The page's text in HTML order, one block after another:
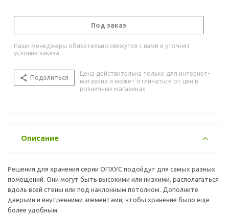
Под заказ
Наши менеджеры обязательно свяжутся с вами и уточнят
условия заказа
Поделиться
Цена действительна только для интернет-
магазина и может отличаться от цен в
розничных магазинах
Описание
Решения для хранения серии ОПХУС подойдут для самых разных
помещений. Они могут быть высокими или низкими, располагаться
вдоль всей стены или под наклонным потолком. Дополните
дверьми и внутренними элементами, чтобы хранение было еще
более удобным.